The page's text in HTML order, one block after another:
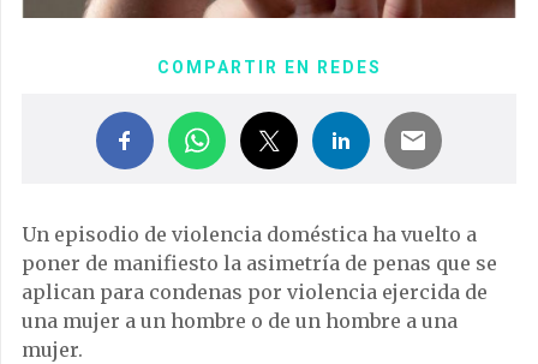
COMPARTIR EN REDES
Un episodio de violencia doméstica ha vuelto a
poner de manifiesto la asimetría de penas que se
aplican para condenas por violencia ejercida de
una mujer a un hombre o de un hombre a una
mujer.